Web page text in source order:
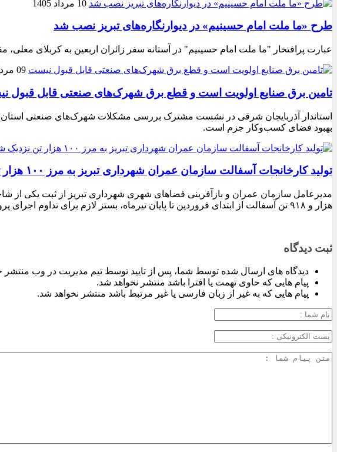
10 مرداد 1405
طرح «ما ملت امام حسینیم» در دیوارنگاره‌های تبریز نصب شد
عبارت پرافتخار "ما ملت امام حسینیم" در آستانه سفر زائران اربعین به کربلای
09 مرداد 1405
تامین برق صنایع اولویت است و قطع برق شهرک‌های صنعتی قابل قبول
استاندار آذربایجان شرقی در نشست مشترک بررسی مشکلات شهرک‌های صنعتی استان،
بهبود فضای کسب‌وکار جزم است.
تولید کارخانجات آسفالت سازمان عمران شهرداری تبریز به مرز ۱۰۰ هزار تن نزدیک شد
هزار و ۹۱۸ تن آسفالت از ابتدای فروردین تا پایان تیرماه، بستر لازم برای تداوم اجرای پروژه‌های عمرانی، بهسازی معابر و توسعه زیرساخت‌های شهری در سطح تبریز فراهم شده است.
ثبت دیدگاه
دیدگاه های ارسال شده توسط شما، پس از تایید توسط تیم مدیریت در وب منتشر
پیام هایی که حاوی تهمت یا افترا باشد منتشر نخواهد شد.
پیام هایی که به غیر از زبان فارسی یا غیر مرتبط باشد منتشر نخواهد شد.